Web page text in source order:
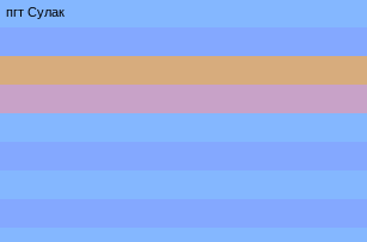
пгт Сулак